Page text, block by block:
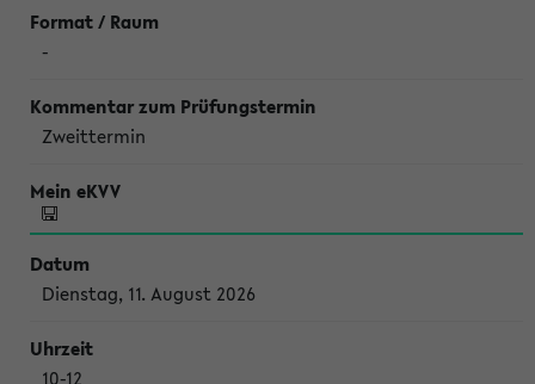
-
Zweittermin
Dienstag, 11. August 2026
10-12